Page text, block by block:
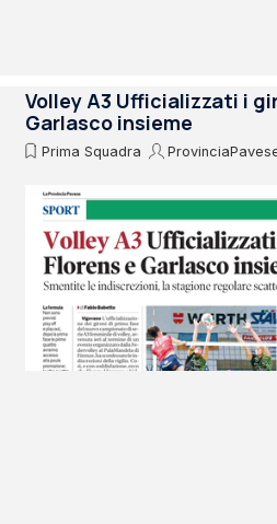
Volley A3 Ufficializzati i
Garlasco insieme
Prima Squadra